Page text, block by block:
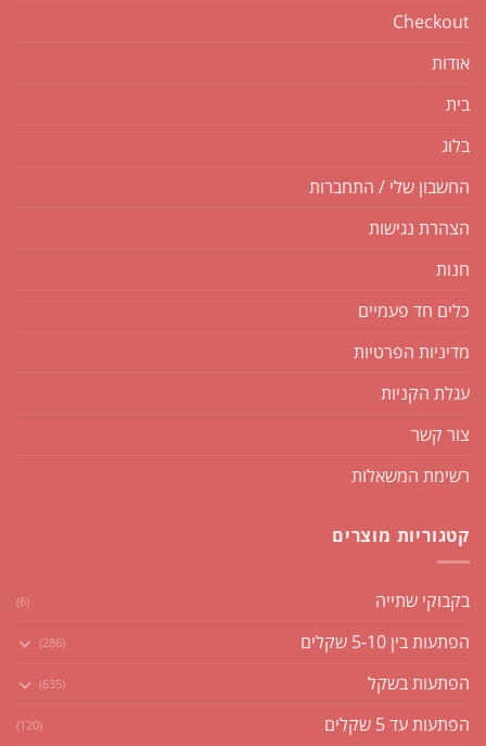
Checkout
אודות
בית
בלוג
החשבון שלי / התחברות
הצהרת נגישות
חנות
כלים חד פעמיים
מדיניות הפרטיות
עגלת הקניות
צור קשר
רשימת המשאלות
קטגוריות מוצרים
בקבוקי שתייה (6)
הפתעות בין 5-10 שקלים (286)
הפתעות בשקל (635)
הפתעות עד 5 שקלים (120)